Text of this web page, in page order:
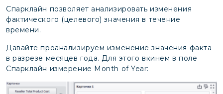
Спарклайн позволяет анализировать изменения
фактического (целевого) значения в течение
времени.
Давайте проанализируем изменение значения факта
в разрезе месяцев года. Для этого вкинем в поле
Спарклайн измерение Month of Year: